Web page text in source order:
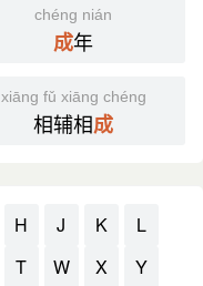
chéng nián
成年
xiāng fǔ xiāng chéng
相辅相成
H J K
L
T W X Y